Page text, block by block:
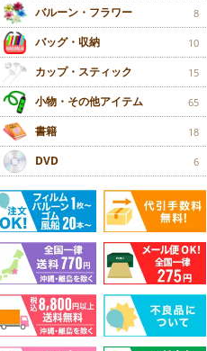
バルーン・フラワー 8
バッグ・収納 10
カップ・スティック 15
小物・その他アイテム 65
書籍 18
DVD 6